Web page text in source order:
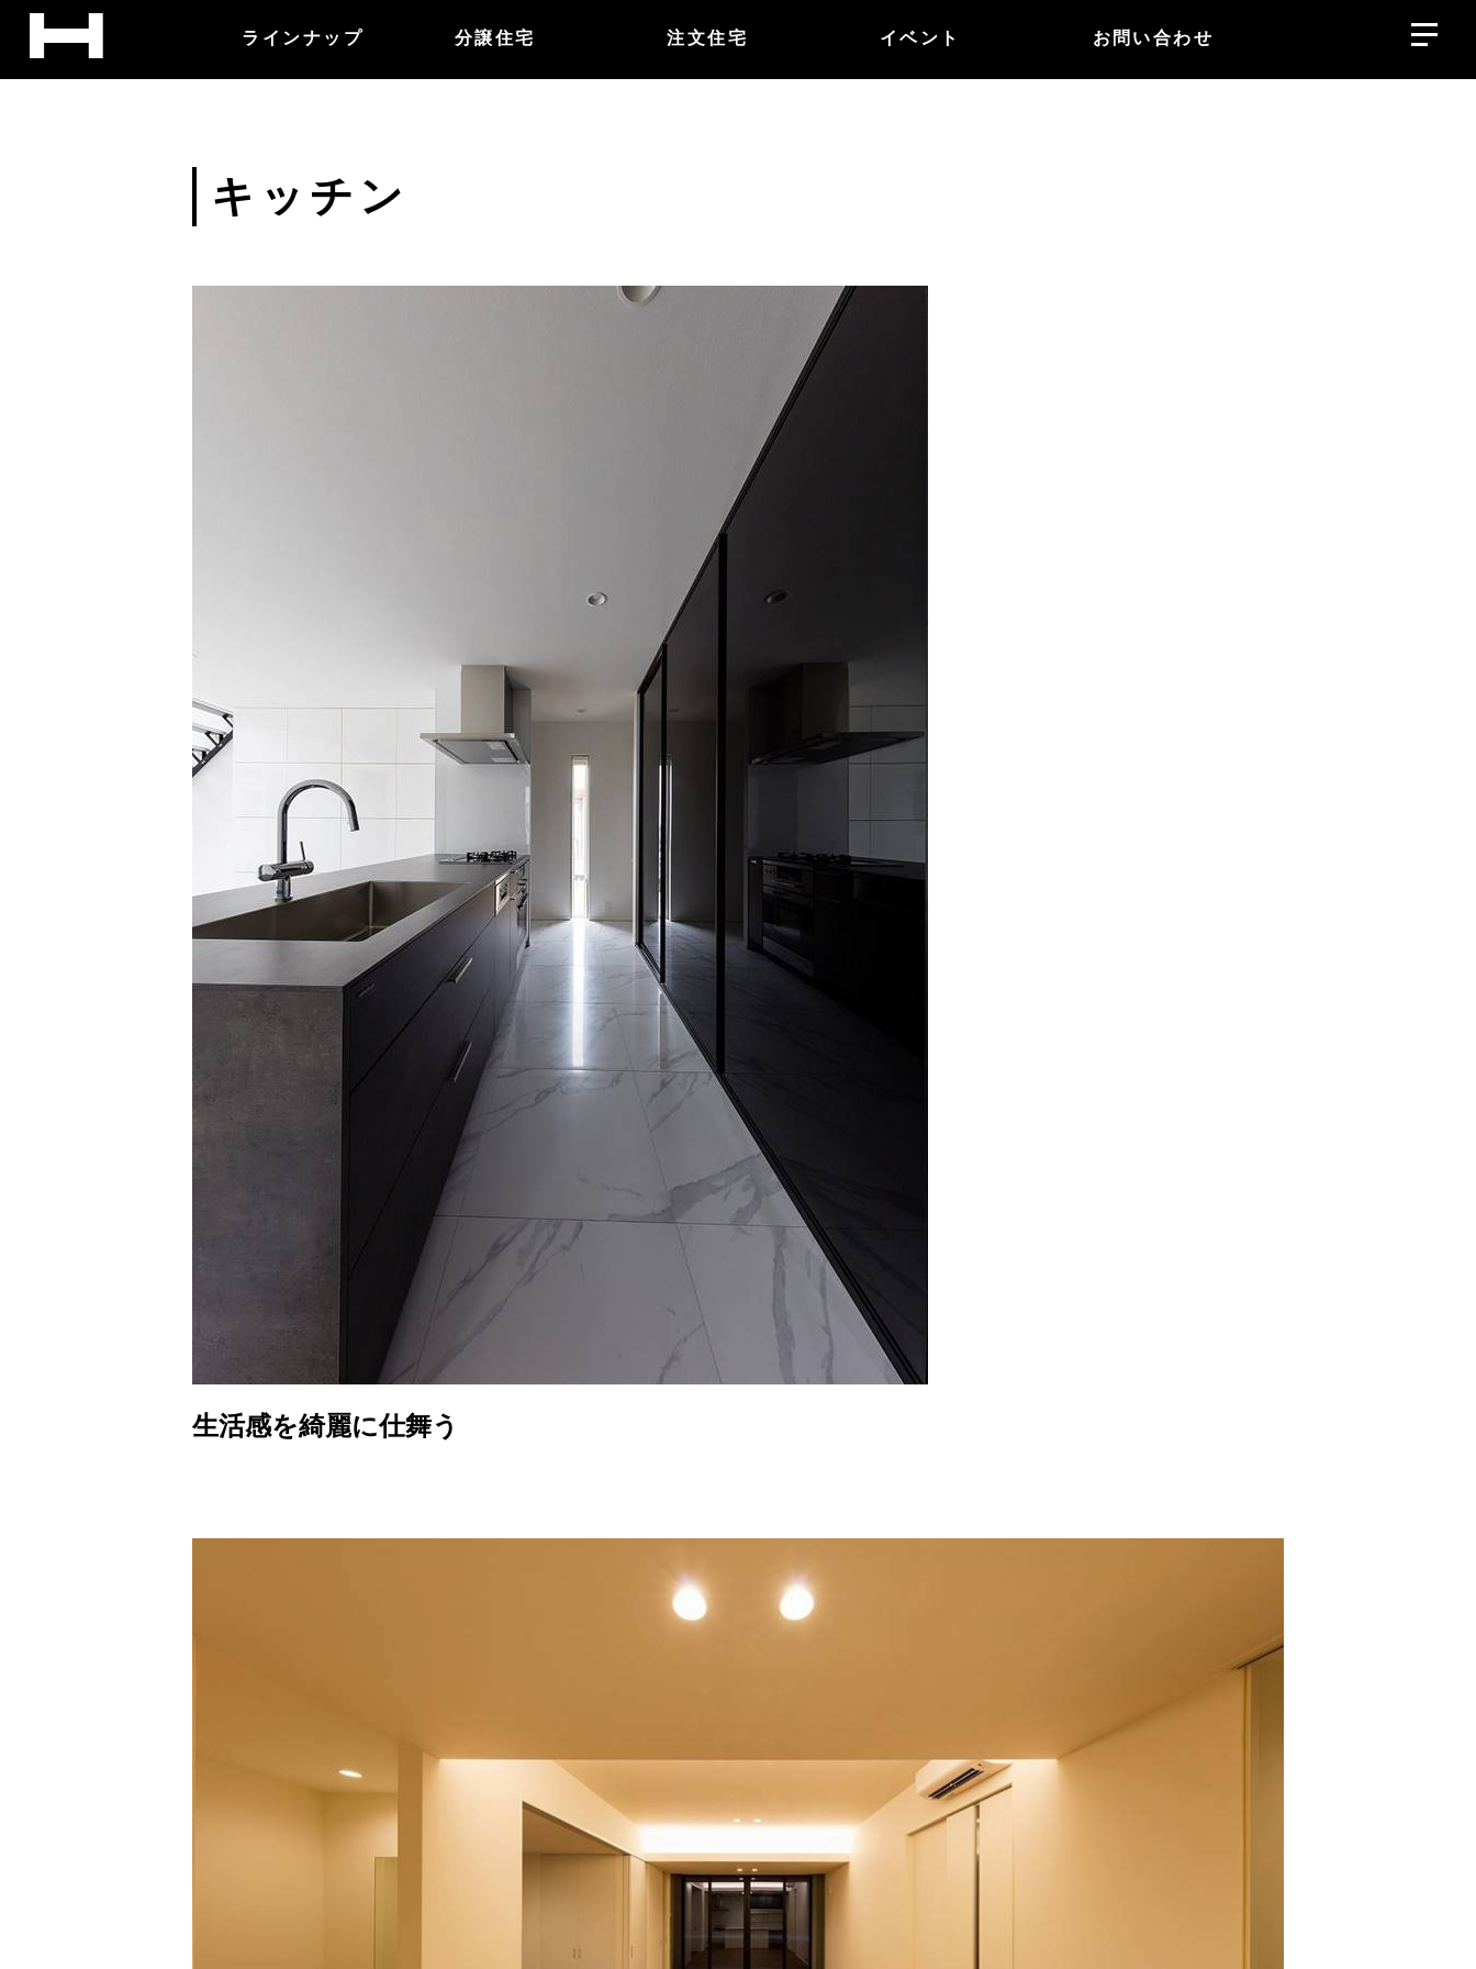
ラインナップ 分譲住宅 注文住宅 イベント お問い合わせ
キッチン
生活感を綺麗に仕舞う